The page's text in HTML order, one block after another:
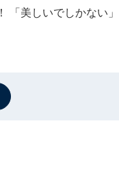
「美しいでしかない